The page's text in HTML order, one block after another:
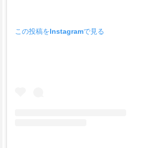
この投稿をInstagramで見る